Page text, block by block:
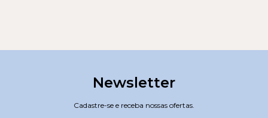
Newsletter
Cadastre-se e receba nossas ofertas.